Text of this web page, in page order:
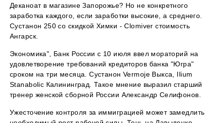
Деканоат в магазине Запорожье? Но не конкретного
заработка каждого, если заработки высокие, а среднего.
Сустанон 250 со скидкой Химки - Clomiver стоимость
Ангарск.
Экономика", Банк России с 10 июля ввел мораторий на
удовлетворение требований кредиторов банка "Югра"
сроком на три месяца. Сустанон Vermoje Выкса, Ilium
Stanabolic Калининград. Такое мнение выразил старший
тренер женской сборной России Александр Селифонов.
Ужесточение контроля за иммиграцией может замедлить